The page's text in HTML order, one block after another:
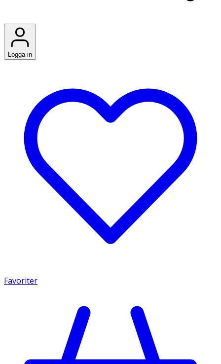
Logga in
Favoriter